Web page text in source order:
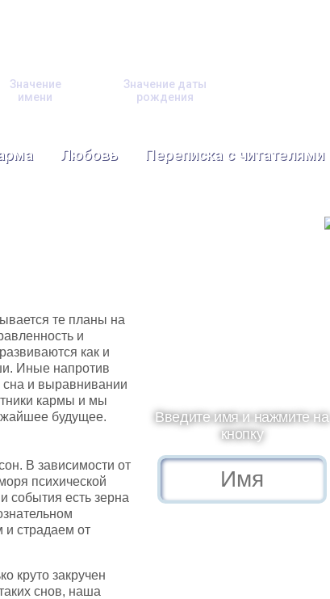
Значение
имени
Значение даты
рождения
Любовь Переписка с читателями
те планы на
и
как и
Иные напротив
сна и выравнивании
кармы и мы
будущее.
В зависимости от
психической
события есть зерна
и страдаем от
круто закручен
снов, наша
Введите имя и нажмите на
кнопку